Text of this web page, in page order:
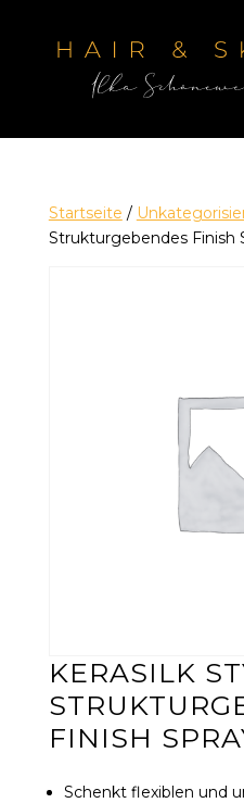
Startseite /
Strukturgebendes Finish
KERASILK
FINISH
Schenkt flexiblen und